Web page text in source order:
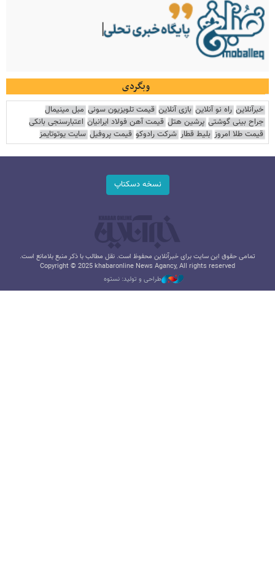
وبگردی
خبرآنلاین راه نو آنلاین بازی آنلاین قیمت تلویزیون سونی مبل مینیمال
جراح بینی گوشتی پرشین هتل قیمت آهن فولاد ایرانیان اعتبارسنجی بانکی
قیمت طلا امروز بلیط قطار شرکت رادوکو قیمت پروفیل سایت یوتوتایمز
نسخه دسکتاپ
تمامی حقوق این سایت برای خبرآنلاین محفوظ است. نقل مطالب با ذکر منبع بلامانع است.
Copyright © 2025 khabaronline News Agancy, All rights reserved
طراحی و تولید: نستوه